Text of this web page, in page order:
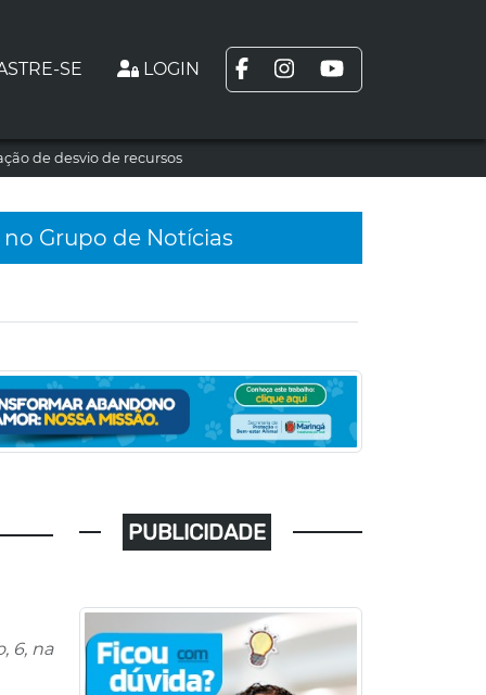
SE LOGIN
de desvio de recursos
Grupo de Notícias
6, na
PUBLICIDADE